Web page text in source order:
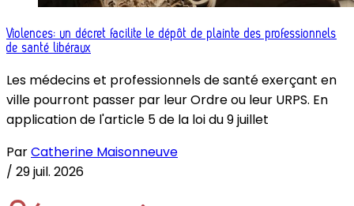
Violences: un décret facilite le dépôt de plainte des professionnels
de santé libéraux
Les médecins et professionnels de santé exerçant en
ville pourront passer par leur Ordre ou leur URPS. En
application de l'article 5 de la loi du 9 juillet
ParCatherine Maisonneuve
/ 29 juil. 2026